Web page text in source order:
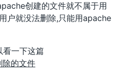
创建的文件就不属于用
户就没法删除,只能用apache
看一下这篇
的文件